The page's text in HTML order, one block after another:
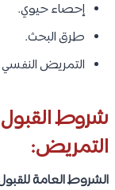
إحصاء حيوي.
طرق البحث.
التمريض النفسي
شروط
التمريض:
الشروط العامة